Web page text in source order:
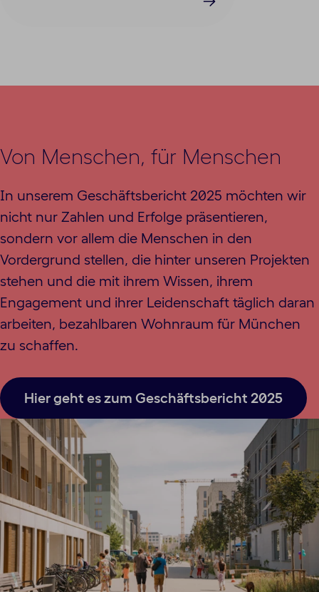
Von Menschen, für Menschen
In unserem Geschäftsbericht 2025 möchten wir
nicht nur Zahlen und Erfolge präsentieren,
sondern vor allem die Menschen in den
Vordergrund stellen, die hinter unseren Projekten
stehen und die mit ihrem Wissen, ihrem
Engagement und ihrer Leidenschaft täglich daran
arbeiten, bezahlbaren Wohnraum für München
zu schaffen.
Hier geht es zum Geschäftsbericht 2025